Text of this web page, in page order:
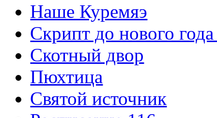
Наше Куремяэ
Скрипт до нового года
Cкотный двор
Пюхтица
Святой источник